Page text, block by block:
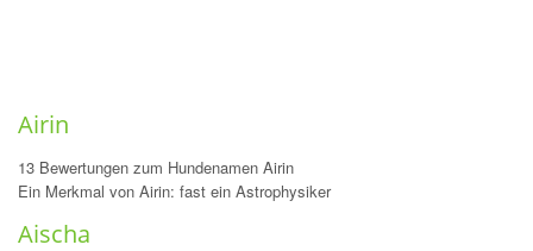
Airin
13 Bewertungen zum Hundenamen Airin
Ein Merkmal von Airin: fast ein Astrophysiker
Aischa